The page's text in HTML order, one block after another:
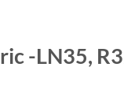
-LN35,